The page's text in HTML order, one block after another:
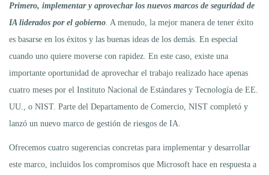
Primero, implementar y aprovechar los nuevos marcos de seguridad de
IA liderados por el gobierno . A menudo, la mejor manera de tener éxito
es basarse en los éxitos y las buenas ideas de los demás. En especial
cuando uno quiere moverse con rapidez. En este caso, existe una
importante oportunidad de aprovechar el trabajo realizado hace apenas
cuatro meses por el Instituto Nacional de Estándares y Tecnología de EE.
UU., o NIST. Parte del Departamento de Comercio, NIST completó y
lanzó un nuevo marco de gestión de riesgos de IA.
Ofrecemos cuatro sugerencias concretas para implementar y desarrollar
este marco, incluidos los compromisos que Microsoft hace en respuesta a